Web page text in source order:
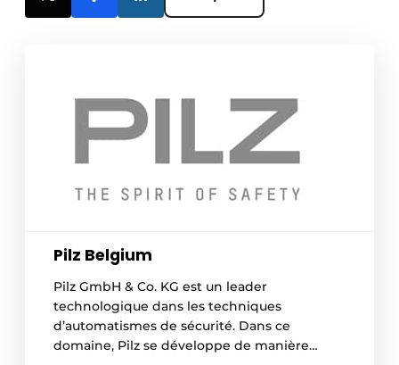
Pilz Belgium
Pilz GmbH & Co. KG est un leader
technologique dans les techniques
d’automatismes de sécurité. Dans ce
domaine, Pilz se développe de manière